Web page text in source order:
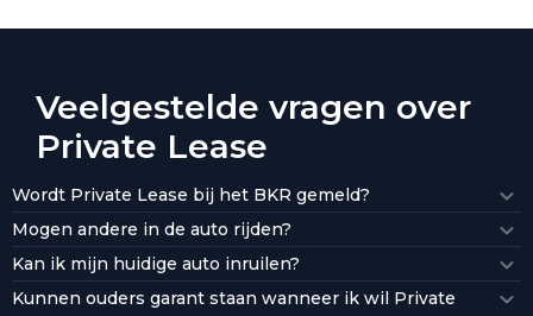
Veelgestelde vragen over
Private Lease
Wordt Private Lease bij het BKR gemeld?
Mogen andere in de auto rijden?
Kan ik mijn huidige auto inruilen?
Kunnen ouders garant staan wanneer ik wil Private